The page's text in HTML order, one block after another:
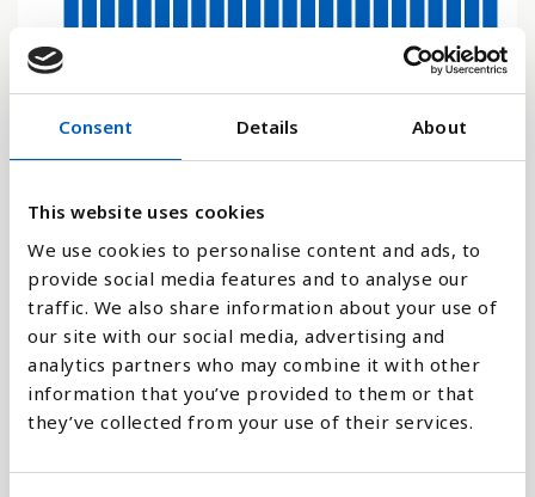
Consent Details About
This website uses cookies
We use cookies to personalise content and ads, to
provide social media features and to analyse our
traffic. We also share information about your use of
our site with our social media, advertising and
analytics partners who may combine it with other
information that you’ve provided to them or that
they’ve collected from your use of their services.
0
200020012002200320042005200620072008200920102011201220132014201520162017201820192020202120222023
Platt
Jämför med: